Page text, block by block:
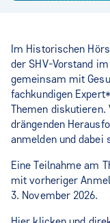
Im Historischen
der SHV-Vorstand
gemeinsam mit
fachkundigen
Themen diskutieren.
drängenden
anmelden und dabei
Eine Teilnahme am
mit vorheriger
3. November 2026.